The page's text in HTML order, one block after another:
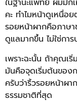
ในฐานะแพทย์ ผมมัก
คะ ทำไมหน้าดูเหนื่
รอยหน้าผากคือภาษ
ดูแลมากขึ้น ไม่ใช่กา
เพราะฉะนั้น ถ้าคุณเ
มันคือจุดเริ่มต้นของ
ครับว่าริ้วรอยหน้าผา
ธรรมชาติที่สุด